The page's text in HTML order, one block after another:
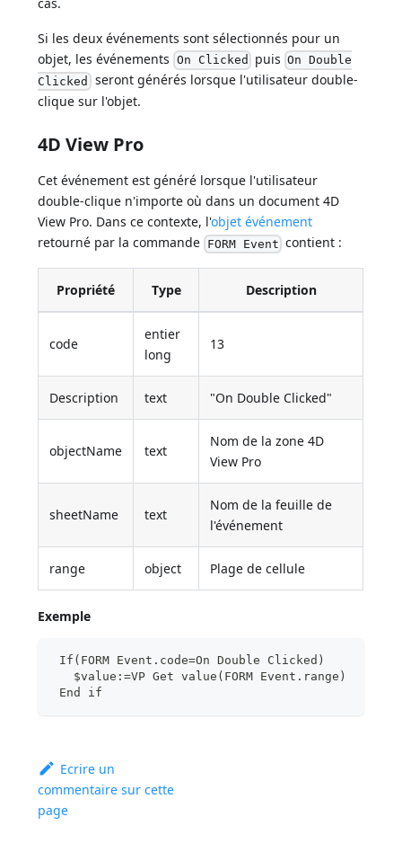
Si les deux événements sont sélectionnés pour un
objet, les événements On Clicked puis On Double
Clicked seront générés lorsque l'utilisateur double-
clique sur l'objet.
4D View Pro
Cet événement est généré lorsque l'utilisateur
double-clique n'importe où dans un document 4D
View Pro. Dans ce contexte, l'objet événement
retourné par la commande FORM Event contient :
Propriété Type Description
code
entier
long
13
Description text "On Double Clicked"
objectName text
Nom de la zone 4D
View Pro
sheetName text
Nom de la feuille de
l'événement
range object Plage de cellule
Exemple
If(FORM Event.code=On Double Clicked)
   $value:=VP Get value(FORM Event.range)
End if
Ecrire un
commentaire sur cette
page